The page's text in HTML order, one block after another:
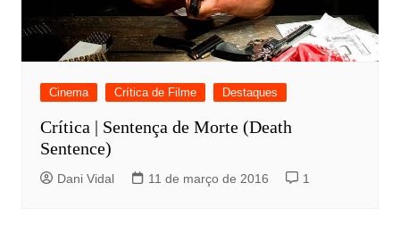
Cinema Crítica de Filme Destaques
Crítica | Sentença de Morte (Death
Sentence)
Dani Vidal 11 de março de 2016 1